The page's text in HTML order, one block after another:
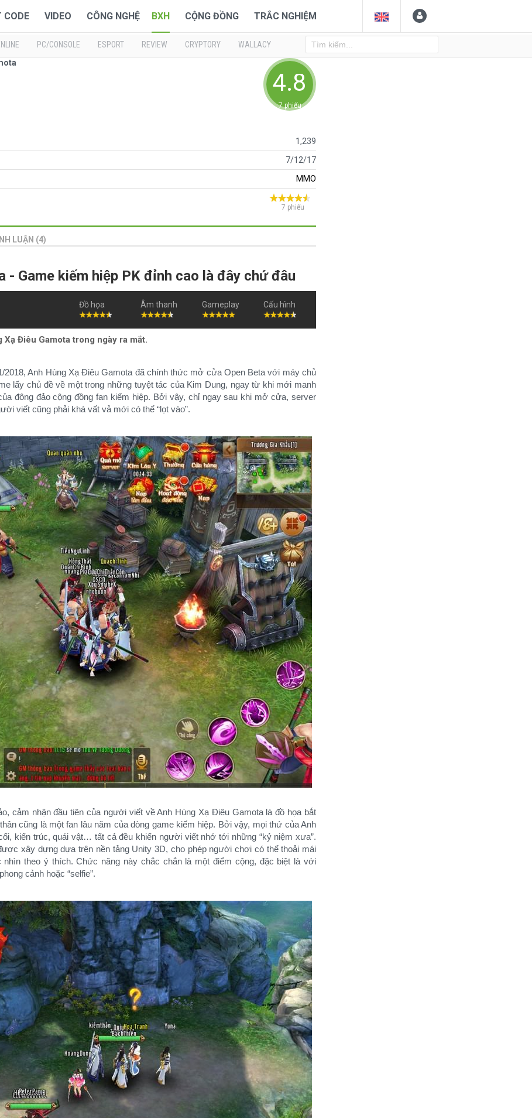
CODE VIDEO CÔNG NGHỆ BXH CỘNG ĐỒNG TRẮC NGHIỆM
PC/CONSOLE ESPORT REVIEW CRYPTORY
WALLACY
4.85714
7 phiếu
1,239
7/12/17
MMO
7 phiếu
LUẬN (4)
- Game kiếm hiệp PK đỉnh cao là đây chứ đâu
Đồ họa Âm thanh Gameplay Cấu hình
Điêu Gamota trong ngày ra mắt.
2018, Anh Hùng Xạ Điêu Gamota đã chính thức mở cửa Open Beta với máy chủ
lấy chủ đề về một trong những tuyệt tác của Kim Dung, ngay từ khi mới manh
đông đảo cộng đồng fan kiếm hiệp. Bởi vậy, chỉ ngay sau khi mở cửa, server
viết cũng phải khá vất vả mới có thể “lọt vào”.
cảm nhận đầu tiên của người viết về Anh Hùng Xạ Điêu Gamota là đồ họa bắt
cũng là một fan lâu năm của dòng game kiếm hiệp. Bởi vậy, mọi thứ của Anh
kiến trúc, quái vật… tất cả đều khiến người viết nhớ tới những “kỷ niệm xưa”.
xây dựng dựa trên nền tảng Unity 3D, cho phép người chơi có thể thoải mái
nhìn theo ý thích. Chức năng này chắc chắn là một điểm cộng, đặc biệt là với
cảnh hoặc “selfie”.